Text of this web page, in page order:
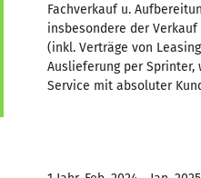
Fachverkauf u.
insbesondere der
(inkl. Verträge von
Auslieferung per Sprinter,
Service mit absoluter